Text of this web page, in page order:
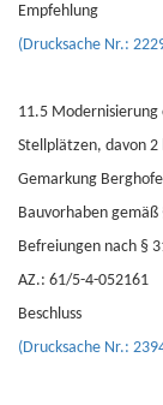
Empfehlung
(Drucksache Nr.:
11.5
Stellplätzen, davon
Gemarkung
Bauvorhaben gemäß
Befreiungen nach §
AZ.: 61/5-4-052161
Beschluss
(Drucksache Nr.: